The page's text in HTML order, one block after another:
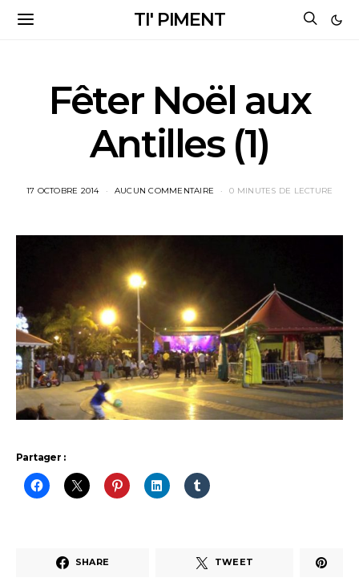
TI' PIMENT
Fêter Noël aux
Antilles (1)
17 OCTOBRE 2014 AUCUN COMMENTAIRE 0 MINUTES DE LECTURE
Partager :
SHARE TWEET